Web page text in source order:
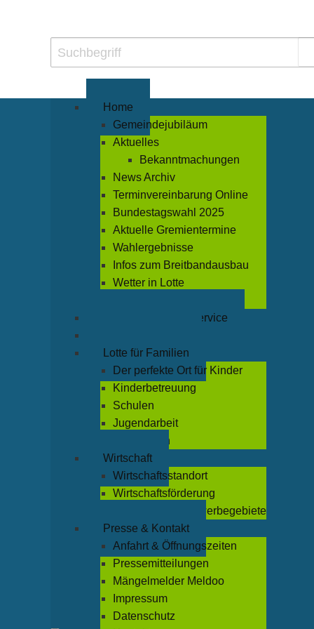
Home
Gemeindejubiläum
Aktuelles
Bekanntmachungen
News Archiv
Terminvereinbarung Online
Bundestagswahl 2025
Aktuelle Gremientermine
Wahlergebnisse
Infos zum Breitbandausbau
Wetter in Lotte
Rathaus & Bürgerservice
Lotte für Familien
Der perfekte Ort für Kinder
Kinderbetreuung
Schulen
Jugendarbeit
Büchereien
Wirtschaft
Wirtschaftsstandort
Wirtschaftsförderung
Industrie- und Gewerbegebiete
Presse & Kontakt
Anfahrt & Öffnungszeiten
Pressemitteilungen
Mängelmelder Meldoo
Impressum
Datenschutz